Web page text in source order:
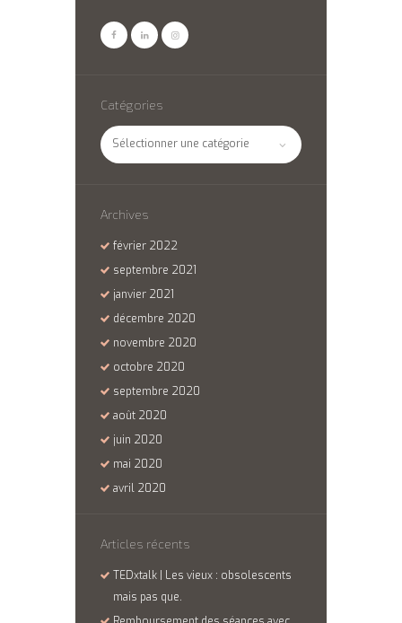
Catégories
Catégories
Archives
février 2022
septembre 2021
janvier 2021
décembre 2020
novembre 2020
octobre 2020
septembre 2020
août 2020
juin 2020
mai 2020
avril 2020
Articles récents
TEDxtalk | Les vieux : obsolescents
mais pas que.